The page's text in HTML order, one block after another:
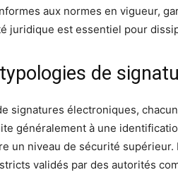
aux normes en vigueur,
juridique est essentiel pour
de
signatures électroniques,
généralement à une
un niveau de sécurité
validés par des autorités